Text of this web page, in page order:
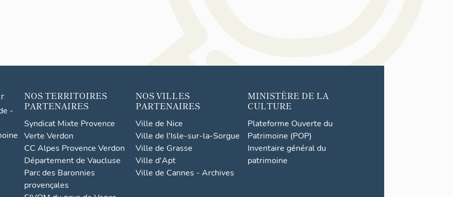
-
NOS TERRITOIRES
PARTENAIRES
Syndicat Mixte Provence
Verte Verdon
CC Alpes Provence Verdon
Département de Vaucluse
Parc des Baronnies
provençales
NOS VILLES
PARTENAIRES
Ville de Nice
Ville de l'Isle-sur-la-Sorgue
Ville de Grasse
Ville d'Apt
Ville de Cannes - Archives
MINISTÈRE DE LA
CULTURE
Plateforme Ouverte du
Patrimoine (POP)
Inventaire général du
patrimoine